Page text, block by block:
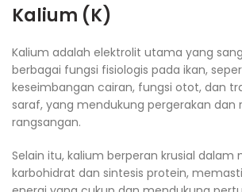
Kalium (K)
Kalium adalah elektrolit utama yang
berbagai fungsi fisiologis pada ikan,
keseimbangan cairan, fungsi otot, dan
saraf, yang mendukung pergerakan dan
rangsangan.
Selain itu, kalium berperan krusial dalam
karbohidrat dan sintesis protein,